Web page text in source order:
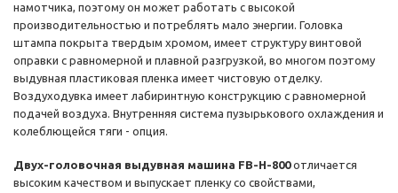
намотчика, поэтому он может работать с высокой
производительностью и потреблять мало энергии. Головка
штампа покрыта твердым хромом, имеет структуру винтовой
оправки с равномерной и плавной разгрузкой, во многом поэтому
выдувная пластиковая пленка имеет чистовую отделку.
Воздуходувка имеет лабиринтную конструкцию с равномерной
подачей воздуха. Внутренняя система пузырькового охлаждения и
колеблющейся тяги - опция.
Двух-головочная выдувная машина FB-H-800отличается
высоким качеством и выпускает пленку со свойствами,